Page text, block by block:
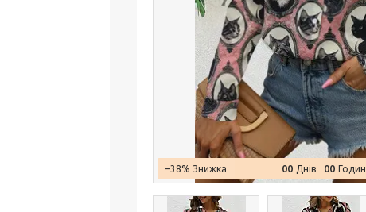
–38% 00 Днів 00 Годин